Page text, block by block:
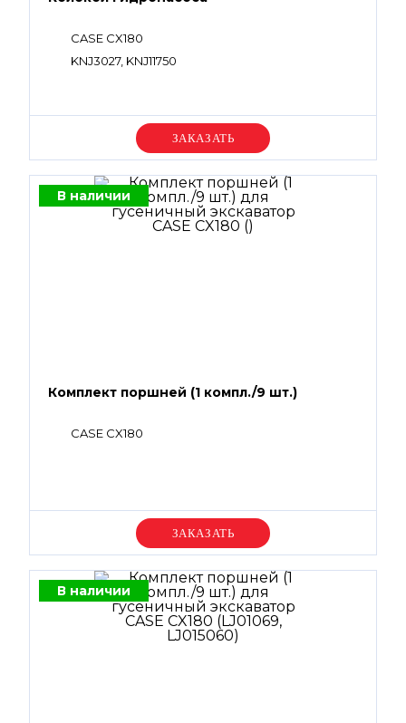
CASE CX180
KNJ3027, KNJ11750
Уточняйте цену
В наличии
Комплект поршней (1 компл./9 шт.)
CASE CX180
Уточняйте цену
В наличии